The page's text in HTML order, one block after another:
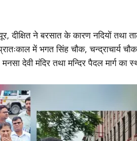
दीक्षित ने बरसात के कारण नदियों
में भगत सिंह चौक, चन्द्राचार्य चौक,
मनसा देवी मंदिर तथा मन्दिर पैदल मार्ग का